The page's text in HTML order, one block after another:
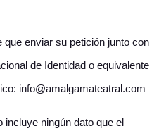
enviar su petición junto con
de Identidad o equivalente
info@amalgamateatral.com
incluye ningún dato que el